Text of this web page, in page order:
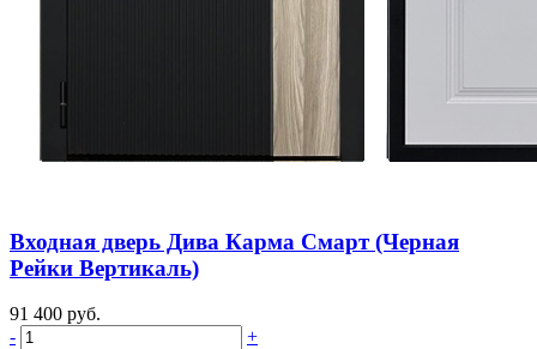
Входная дверь Дива Карма Смарт (Черная
Рейки Вертикаль)
91 400 руб.
-
+